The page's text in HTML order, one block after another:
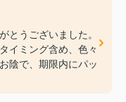
とうございました。
イミング含め、色々
陰で、期限内にパッ
ゃんと聞いて下さい